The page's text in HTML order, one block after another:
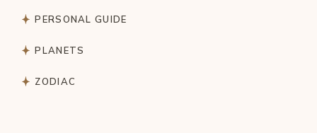
PERSONAL GUIDE
PLANETS
ZODIAC